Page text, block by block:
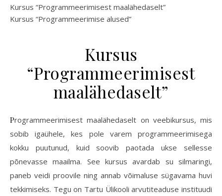
Kursus “Programmeerimisest maalähedaselt”
Kursus “Programmeerimise alused”
Kursus
“Programmeerimisest
maalähedaselt”
Programmeerimisest maalähedaselt on veebikursus, mis
sobib igaühele, kes pole varem programmeerimisega
kokku puutunud, kuid soovib paotada ukse sellesse
põnevasse maailma. See kursus avardab su silmaringi,
paneb veidi proovile ning annab võimaluse sügavama huvi
tekkimiseks. Tegu on Tartu Ülikooli arvutiteaduse instituudi